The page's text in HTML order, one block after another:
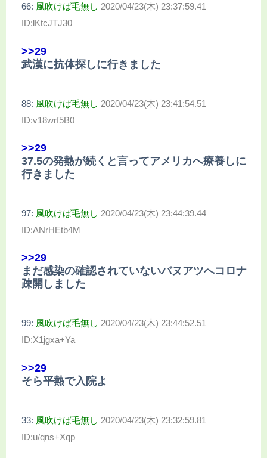
66: 風吹けば毛無し 2020/04/23(木) 23:37:59.41
ID:lKtcJTJ30
>>29
武漢に抗体探しに行きました
88: 風吹けば毛無し 2020/04/23(木) 23:41:54.51
ID:v18wrf5B0
>>29
37.5の発熱が続くと言ってアメリカへ療養しに
行きました
97: 風吹けば毛無し 2020/04/23(木) 23:44:39.44
ID:ANrHEtb4M
>>29
まだ感染の確認されていないバヌアツへコロナ
疎開しました
99: 風吹けば毛無し 2020/04/23(木) 23:44:52.51
ID:X1jgxa+Ya
>>29
そら平熱で入院よ
33: 風吹けば毛無し 2020/04/23(木) 23:32:59.81
ID:u/qns+Xqp